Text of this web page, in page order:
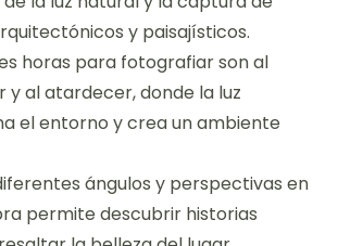
y paisajísticos.
horas para fotografiar son al
y al atardecer, donde la luz
el entorno y crea un ambiente
ángulos y perspectivas en
permite descubrir historias